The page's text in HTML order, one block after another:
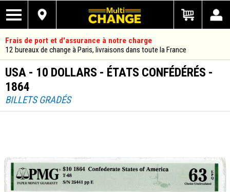
Frais de port et d'assurance à notre charge
12 bureaux de change à Paris, livraisons dans toute la France
USA - 10 DOLLARS - ÉTATS CONFÉDÉRÉS -
1864
BILLETS GRADÉS